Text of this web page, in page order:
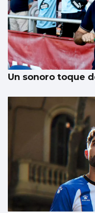
Un sonoro toque